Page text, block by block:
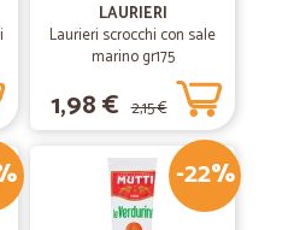
LAURIERI
Laurieri scrocchi con sale
marino gr175
1,98 € 2,15 €
-22%